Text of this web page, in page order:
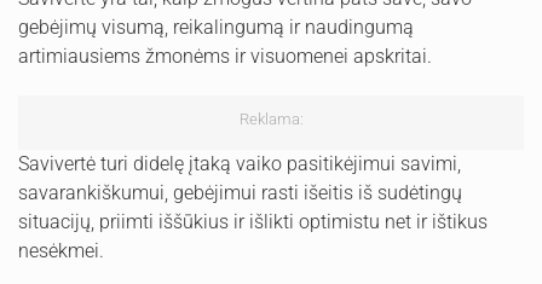
gebėjimų visumą, reikalingumą ir naudingumą
artimiausiems žmonėms ir visuomenei apskritai.
Reklama:
Savivertė turi didelę įtaką vaiko pasitikėjimui savimi,
savarankiškumui, gebėjimui rasti išeitis iš sudėtingų
situacijų, priimti iššūkius ir išlikti optimistu net ir ištikus
nesėkmei.